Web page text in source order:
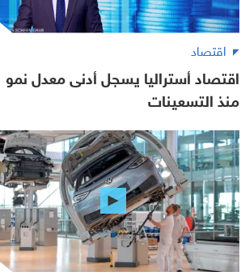
اقتصاد
اقتصاد أستراليا يسجل أدنى معدل نمو
منذ التسعينات